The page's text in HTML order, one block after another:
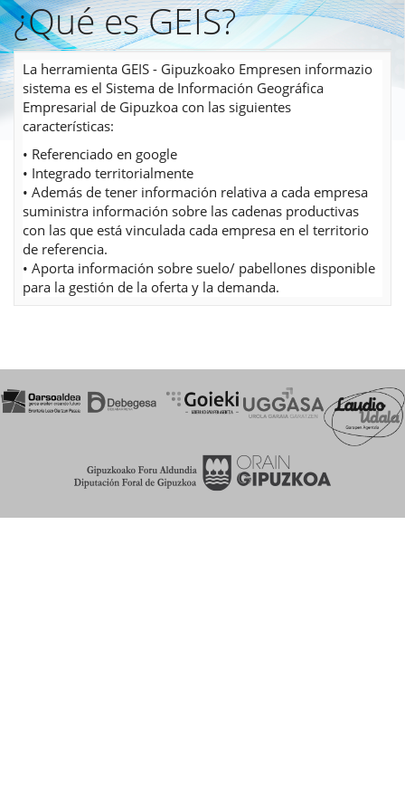
Pasar
al
contenido
principal
¿Qué es GEIS?
La herramienta GEIS - Gipuzkoako Empresen informazio
sistema es el Sistema de Información Geográfica
Empresarial de Gipuzkoa con las siguientes
características:
• Referenciado en google
• Integrado territorialmente
• Además de tener información relativa a cada empresa
suministra información sobre las cadenas productivas
con las que está vinculada cada empresa en el territorio
de referencia.
• Aporta información sobre suelo/ pabellones disponible
para la gestión de la oferta y la demanda.